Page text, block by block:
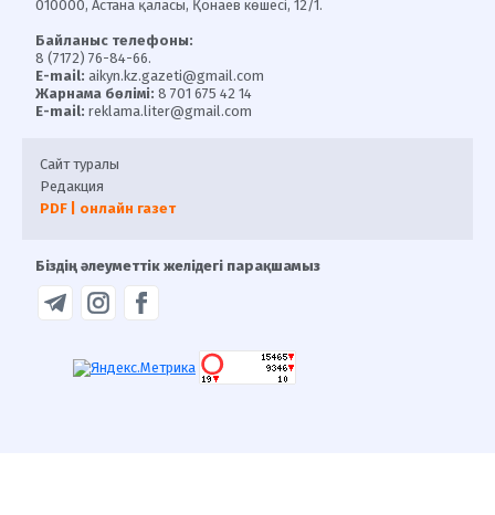
010000, Астана қаласы, Қонаев көшесі, 12/1.
Байланыс телефоны:
8 (7172) 76-84-66.
E-mail: aikyn.kz.gazeti@gmail.com
Жарнама бөлімі: 8 701 675 42 14
E-mail: reklama.liter@gmail.com
Сайт туралы
Редакция
PDF | онлайн газет
Біздің әлеуметтік желідегі парақшамыз